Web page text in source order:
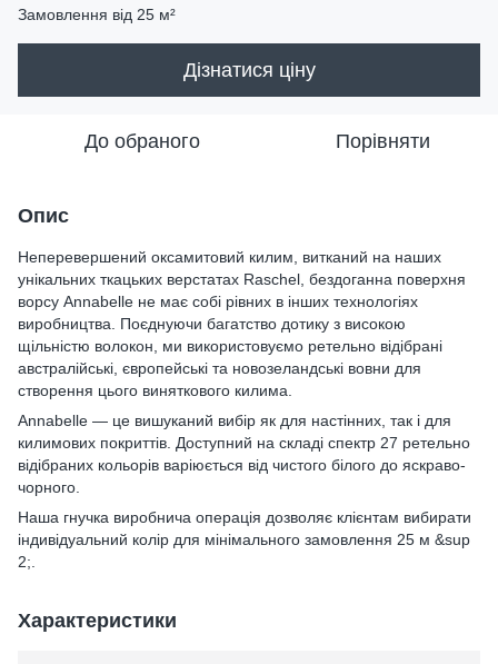
Замовлення від 25 м²
Дізнатися ціну
До обраного Порівняти
Опис
Неперевершений оксамитовий килим, витканий на наших
унікальних ткацьких верстатах Raschel, бездоганна поверхня
ворсу Annabelle не має собі рівних в інших технологіях
виробництва. Поєднуючи багатство дотику з високою
щільністю волокон, ми використовуємо ретельно відібрані
австралійські, європейські та новозеландські вовни для
створення цього виняткового килима.
Annabelle — це вишуканий вибір як для настінних, так і для
килимових покриттів. Доступний на складі спектр 27 ретельно
відібраних кольорів варіюється від чистого білого до яскраво-
чорного.
Наша гнучка виробнича операція дозволяє клієнтам вибирати
індивідуальний колір для мінімального замовлення 25 м &sup
2;.
Характеристики